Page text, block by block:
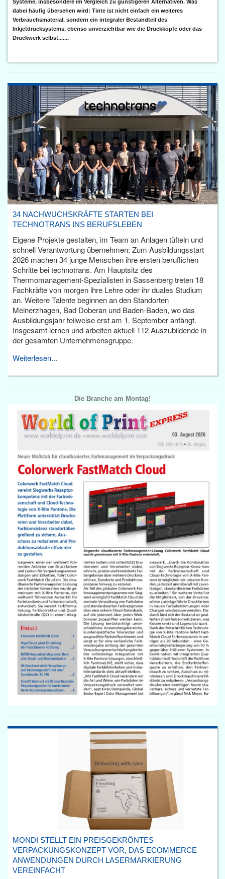
Systeme, insbesondere im Vergleich zu günstigeren Alternativen. Was
dabei häufig übersehen wird: Tinte ist nicht einfach ein weiteres
Verbrauchsmaterial, sondern ein integraler Bestandteil des
Inkjetdrucksystems, ebenso unverzichtbar wie die Druckköpfe oder das
Druckwerk selbst.......
34 NACHWUCHSKRÄFTE STARTEN BEI
TECHNOTRANS INS BERUFSLEBEN
Eigene Projekte gestalten, im Team an Anlagen tüfteln und
schnell Verantwortung übernehmen: Zum Ausbildungsstart
2026 machen 34 junge Menschen ihre ersten beruflichen
Schritte bei technotrans. Am Hauptsitz des
Thermomanagement-Spezialisten in Sassenberg treten 18
Fachkräfte von morgen ihre Lehre oder ihr duales Studium
an. Weitere Talente beginnen an den Standorten
Meinerzhagen, Bad Doberan und Baden-Baden, wo das
Ausbildungsjahr teilweise erst am 1. September anfängt.
Insgesamt lernen und arbeiten aktuell 112 Auszubildende in
der gesamten Unternehmensgruppe.
Weiterlesen...
Die Branche am Montag!
MONDI STELLT EIN PREISGEKRÖNTES
VERPACKUNGSKONZEPT VOR, DAS ECOMMERCE
ANWENDUNGEN DURCH LASERMARKIERUNG
VEREINFACHT